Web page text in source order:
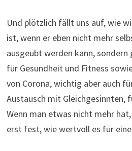
Und plötzlich fällt uns auf, wie
ist, wenn er eben nicht mehr
ausgeübt werden kann, sondern
für Gesundheit und Fitness
von Corona, wichtig aber auch
Austausch mit Gleichgesinnten,
Wenn man etwas nicht mehr
erst fest, wie wertvoll es für